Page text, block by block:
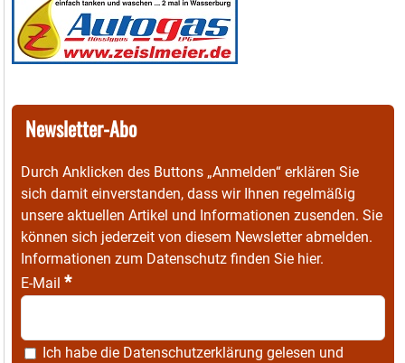
Newsletter-Abo
Durch Anklicken des Buttons „Anmelden“ erklären Sie
sich damit einverstanden, dass wir Ihnen regelmäßig
unsere aktuellen Artikel und Informationen zusenden. Sie
können sich jederzeit von diesem Newsletter abmelden.
Informationen zum Datenschutz finden Sie hier.
E-Mail *
Ich habe die Datenschutzerklärung gelesen und